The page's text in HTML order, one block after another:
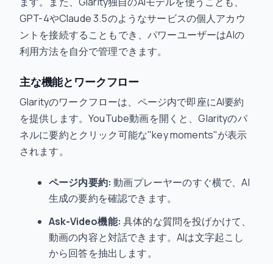
GPT-4やClaude 3.5のようなサービスの個人アカウ
ントを接続することもでき、パワーユーザーはAIの
利用方法を自分で管理できます。
主な機能とワークフロー
Glarityのワークフローは、ページ内で即座にAI要約
を提供します。YouTube動画を開くと、Glarityのパ
ネルに要約とクリック可能な"key moments"が表示
されます。
ページ内要約: 動画プレーヤーのすぐ横で、AI
生成の要約を確認できます。
Ask-Video機能: 具体的な質問を投げかけて、
動画の内容と対話できます。AIは文字起こし
から回答を抽出します。